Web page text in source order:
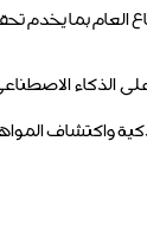
بما يخدم
على الذكاء
واكتشاف